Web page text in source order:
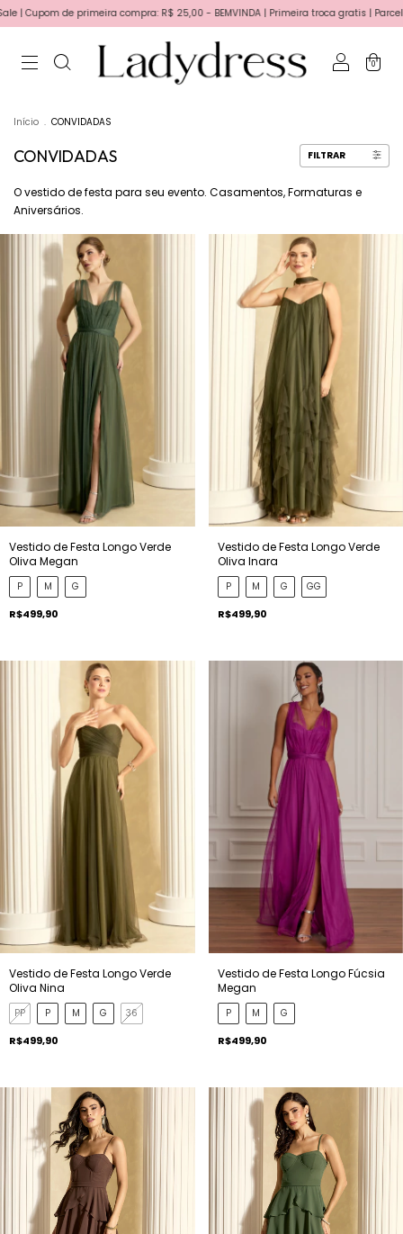
R$ 25,00 - BEMVINDA | Primeira troca gratis | Parcele em até 6x sem juros no
0
Início . CONVIDADAS
CONVIDADAS FILTRAR
O vestido de festa para seu evento. Casamentos, Formaturas e
Aniversários.
Vestido de Festa Longo Verde
Oliva Megan
P M G
R$499,90
Vestido de Festa Longo Verde
Oliva Inara
P M G GG
R$499,90
Vestido de Festa Longo Verde
Oliva Nina
PP P M G 36
R$499,90
Vestido de Festa Longo Fúcsia
Megan
P M G
R$499,90